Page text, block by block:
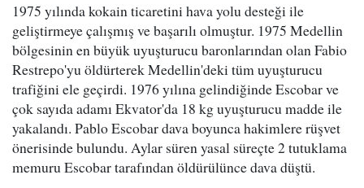
1975 yılında kokain ticaretini hava yolu desteği ile
geliştirmeye çalışmış ve başarılı olmuştur. 1975 Medellin
bölgesinin en büyük uyuşturucu baronlarından olan Fabio
Restrepo'yu öldürterek Medellin'deki tüm uyuşturucu
trafiğini ele geçirdi. 1976 yılına gelindiğinde Escobar ve
çok sayıda adamı Ekvator'da 18 kg uyuşturucu madde ile
yakalandı. Pablo Escobar dava boyunca hakimlere rüşvet
önerisinde bulundu. Aylar süren yasal süreçte 2 tutuklama
memuru Escobar tarafından öldürülünce dava düştü.